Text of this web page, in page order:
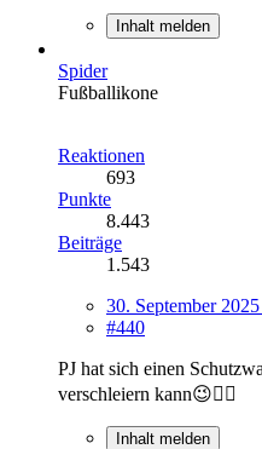
Inhalt melden
Spider
Fußballikone
Reaktionen
693
Punkte
8.443
Beiträge
1.543
30. September
#440
PJ hat sich einen
verschleiern kann😉✌🏻
Inhalt melden